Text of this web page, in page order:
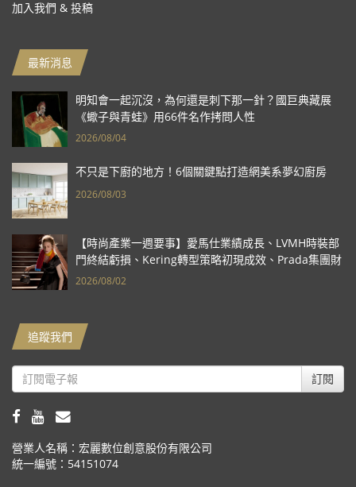
加入我們 & 投稿
最新消息
明知會一起沉沒，為何還是刺下那一針？國巨典藏展
《蠍子與青蛙》用66件名作拷問人性
2026/08/04
不只是下廚的地方！6個關鍵點打造網美系夢幻廚房
2026/08/03
【時尚產業一週要事】愛馬仕業績成長、LVMH時裝部
門終結虧損、Kering轉型策略初現成效、Prada集團財
報亮眼
2026/08/02
追蹤我們
訂閱
營業人名稱：宏麗數位創意股份有限公司
統一編號：54151074